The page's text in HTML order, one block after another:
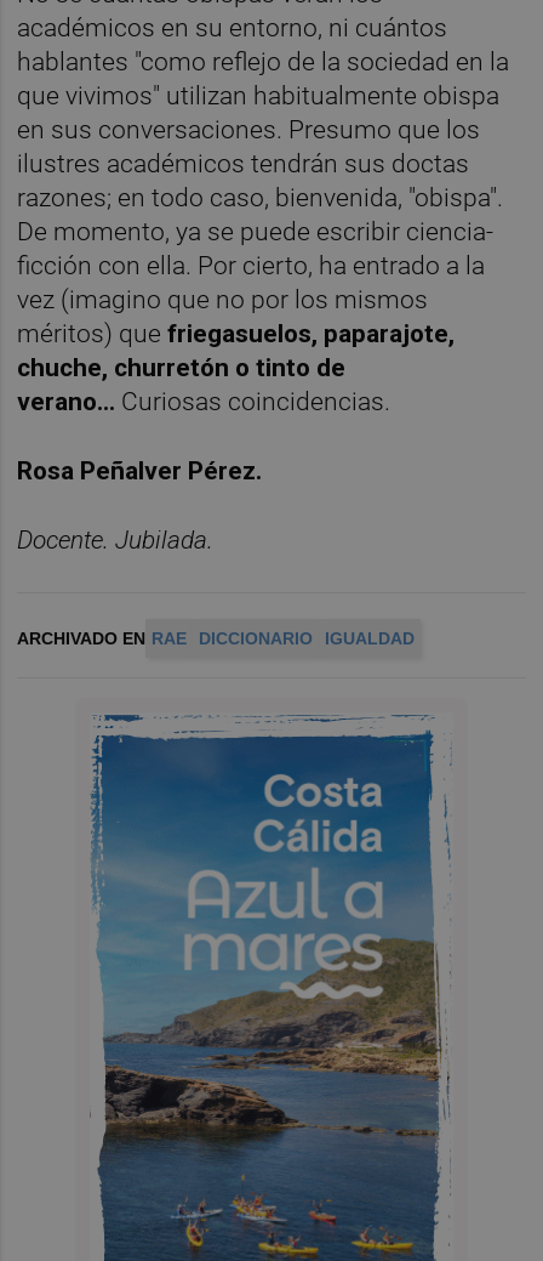
académicos en su entorno, ni cuántos
hablantes "como reflejo de la sociedad en la
que vivimos" utilizan habitualmente obispa
en sus conversaciones. Presumo que los
ilustres académicos tendrán sus doctas
razones; en todo caso, bienvenida, "obispa".
De momento, ya se puede escribir ciencia-
ficción con ella. Por cierto, ha entrado a la
vez (imagino que no por los mismos
méritos) quefriegasuelos, paparajote,
chuche, churretón o tinto de
verano... Curiosas coincidencias.
Rosa Peñalver Pérez.
Docente. Jubilada.
ARCHIVADO EN RAE DICCIONARIO IGUALDAD